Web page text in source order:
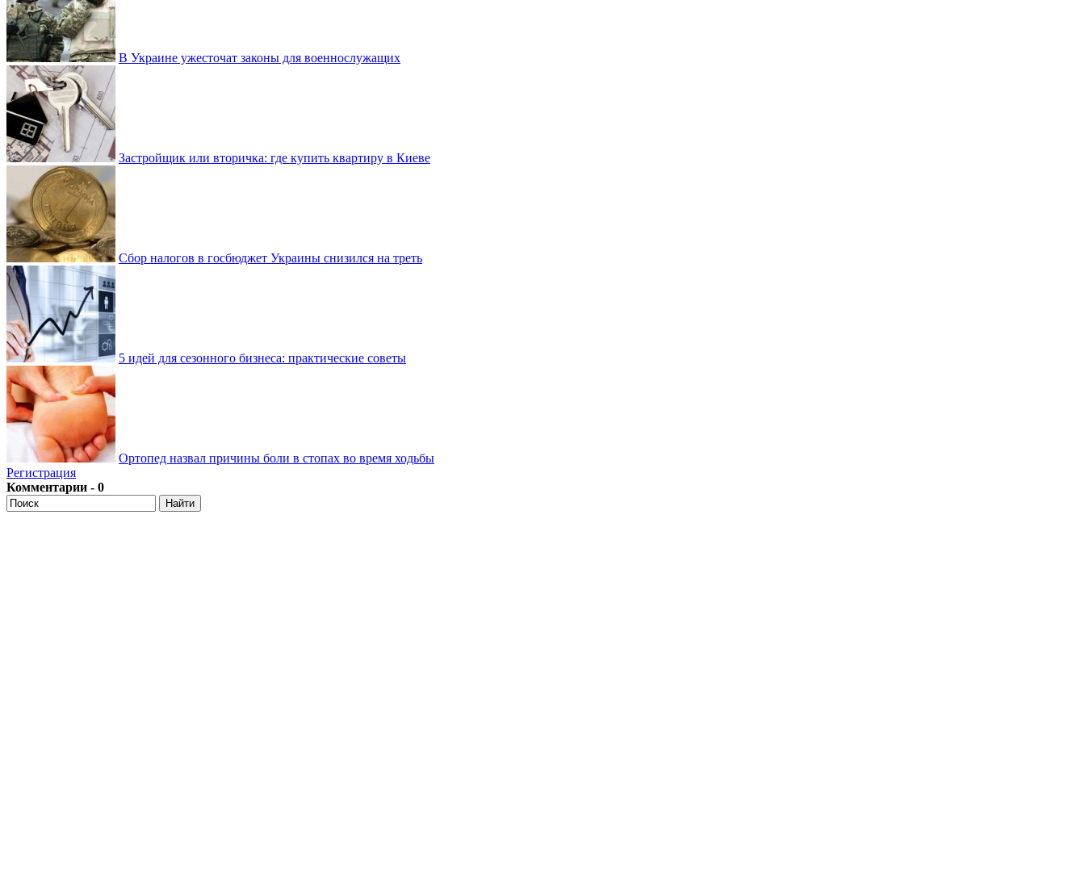
В Украине ужесточат законы для военнослужащих
Застройщик или вторичка: где купить квартиру в Киеве
Сбор налогов в госбюджет Украины снизился на треть
5 идей для сезонного бизнеса: практические советы
Ортопед назвал причины боли в стопах во время ходьбы
Регистрация
Комментарии - 0